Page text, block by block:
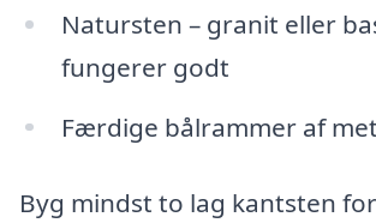
Natursten – granit eller
fungerer godt
Færdige bålrammer af
Byg mindst to lag kantsten for